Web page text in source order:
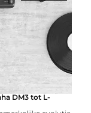
DM3 tot L-